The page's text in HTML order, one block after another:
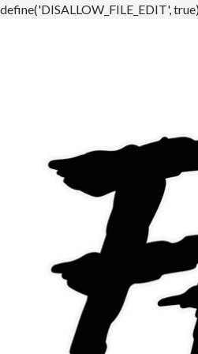
define('DISALLOW_FILE_EDIT',